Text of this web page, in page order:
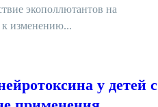
экополлютантов на
к изменению...
у детей с